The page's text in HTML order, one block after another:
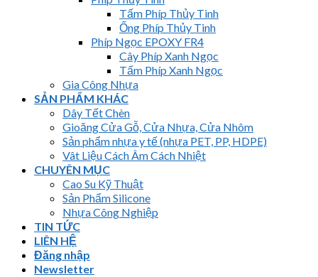
Tấm Phíp Thủy Tinh
Ống Phíp Thủy Tinh
Phíp Ngọc EPOXY FR4
Cây Phíp Xanh Ngọc
Tấm Phíp Xanh Ngọc
Gia Công Nhựa
SẢN PHẨM KHÁC
Dây Tết Chèn
Gioăng Cửa Gỗ, Cửa Nhựa, Cửa Nhôm
Sản phẩm nhựa y tế (nhựa PET, PP, HDPE)
Vât Liệu Cách Âm Cách Nhiệt
CHUYÊN MỤC
Cao Su Kỹ Thuật
Sản Phẩm Silicone
Nhựa Công Nghiệp
TIN TỨC
LIÊN HỆ
Đăng nhập
Newsletter